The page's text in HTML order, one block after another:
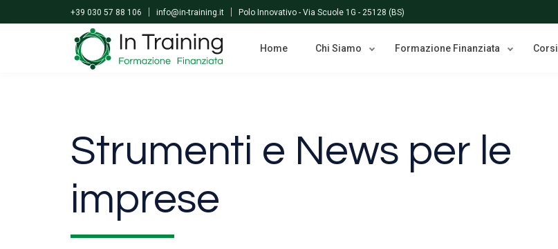
to
+39 030 57 88 106 info@in-training.it Polo Innovativo - Via Scuole 1G - 25128 (BS)
Home Chi Siamo Formazione Finanziata
Strumenti e News per le
imprese